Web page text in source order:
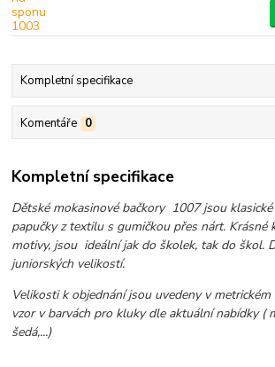
Kompletní specifikace
Komentáře 0
Kompletní specifikace
Dětské mokasinové bačkory 1007 jsou klasické
papučky z textilu s gumičkou přes nárt. Krásné
motivy, jsou ideální jak do školek, tak do škol.
juniorských velikostí.
Velikosti k objednání jsou uvedeny v metrickém
vzor v barvách pro kluky dle aktuální nabídky (
šedá,...)